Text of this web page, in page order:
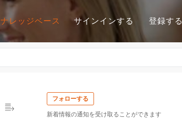
ナレッジベース サインインする 登録する
フォローする
新着情報の通知を受け取ることができます